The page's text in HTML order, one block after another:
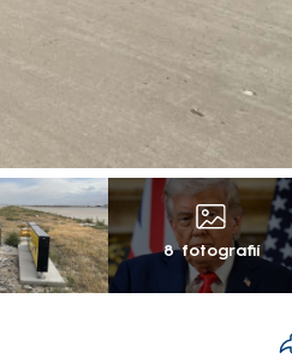
8 fotografií